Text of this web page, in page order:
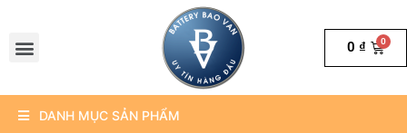
0 ₫
DANH MỤC SẢN PHẨM